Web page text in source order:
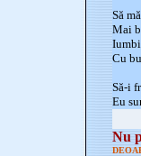
Să
Mai
Cu
Să-i
Eu
Nu